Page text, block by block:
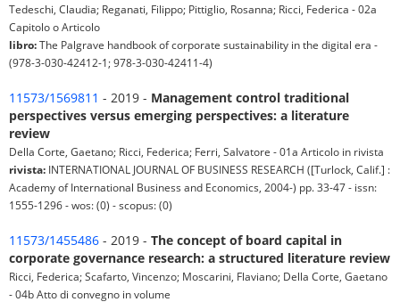
Tedeschi, Claudia; Reganati, Filippo; Pittiglio, Rosanna; Ricci, Federica - 02a
Capitolo o Articolo
libro:The Palgrave handbook of corporate sustainability in the digital era -
(978-3-030-42412-1; 978-3-030-42411-4)
11573/1569811 - 2019 - Management control traditional
perspectives versus emerging perspectives: a literature
review
Della Corte, Gaetano; Ricci, Federica; Ferri, Salvatore - 01a Articolo in rivista
rivista: INTERNATIONAL JOURNAL OF BUSINESS RESEARCH ([Turlock, Calif.] :
Academy of International Business and Economics, 2004-) pp. 33-47 - issn:
1555-1296 - wos: (0) - scopus: (0)
11573/1455486 - 2019 - The concept of board capital in
corporate governance research: a structured literature review
Ricci, Federica; Scafarto, Vincenzo; Moscarini, Flaviano; Della Corte, Gaetano
- 04b Atto di convegno in volume